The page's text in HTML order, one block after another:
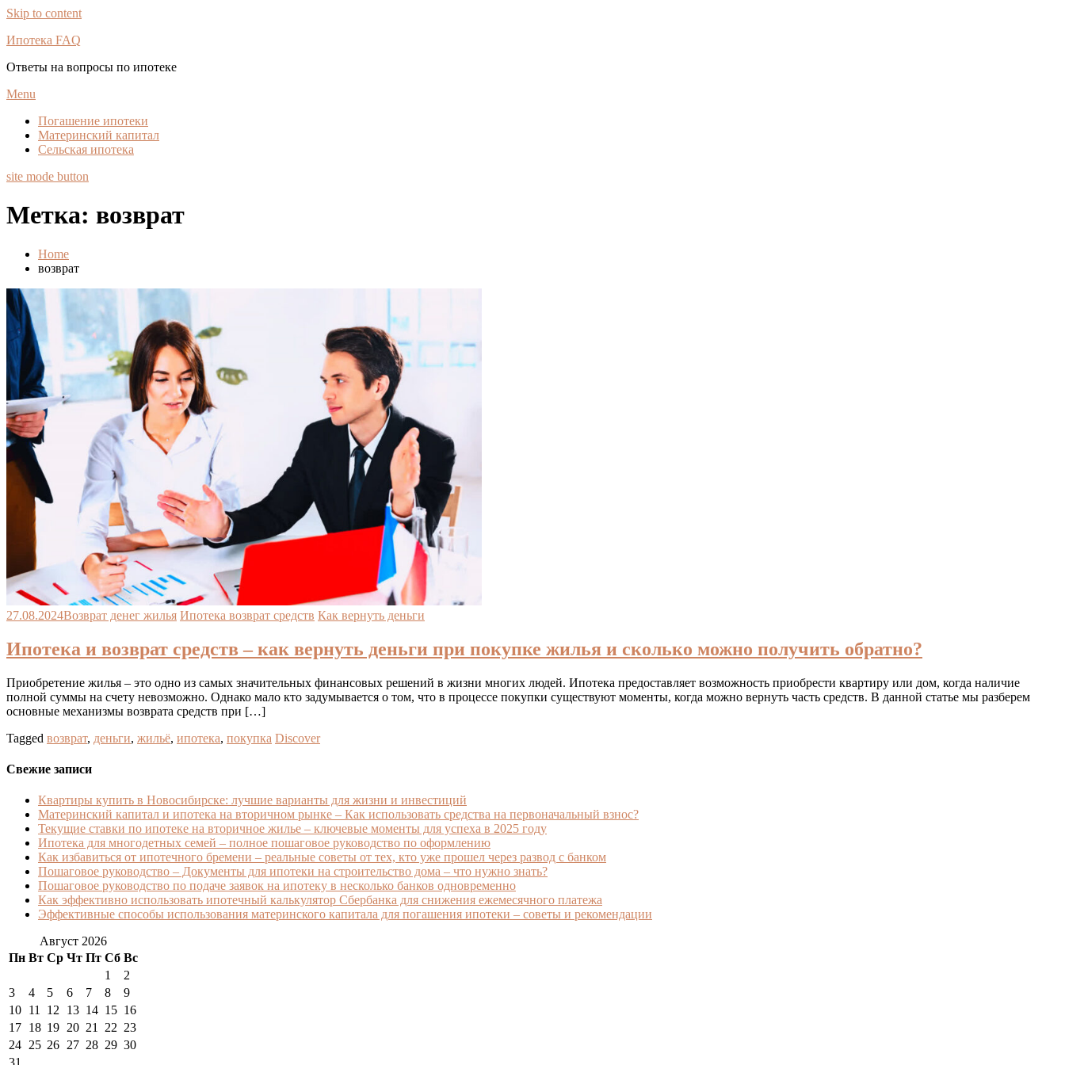
Skip to content
Ипотека FAQ
Ответы на вопросы по ипотеке
Menu
Погашение ипотеки
Материнский капитал
Сельская ипотека
site mode button
Метка: возврат
Home
возврат
27.08.2024Возврат денег жилья Ипотека возврат средств Как вернуть деньги
Ипотека и возврат средств – как вернуть деньги при покупке жилья и сколько можно получить обратно?
Приобретение жилья – это одно из самых значительных финансовых решений в жизни многих людей. Ипотека предоставляет возможность приобрести квартиру или дом, когда наличие
полной суммы на счету невозможно. Однако мало кто задумывается о том, что в процессе покупки существуют моменты, когда можно вернуть часть средств. В данной статье мы разберем
основные механизмы возврата средств при […]
Tagged возврат, деньги, жильё, ипотека, покупка Discover
Свежие записи
Квартиры купить в Новосибирске: лучшие варианты для жизни и инвестиций
Материнский капитал и ипотека на вторичном рынке – Как использовать средства на первоначальный взнос?
Текущие ставки по ипотеке на вторичное жилье – ключевые моменты для успеха в 2025 году
Ипотека для многодетных семей – полное пошаговое руководство по оформлению
Как избавиться от ипотечного бремени – реальные советы от тех, кто уже прошел через развод с банком
Пошаговое руководство – Документы для ипотеки на строительство дома – что нужно знать?
Пошаговое руководство по подаче заявок на ипотеку в несколько банков одновременно
Как эффективно использовать ипотечный калькулятор Сбербанка для снижения ежемесячного платежа
Эффективные способы использования материнского капитала для погашения ипотеки – советы и рекомендации
Август 2026
Пн Вт Ср Чт Пт Сб Вс
1
2
3
4 5 6 7 8
9
10 11 12 13 14 15 16
17 18 19 20 21 22 23
24 25 26 27 28 29 30